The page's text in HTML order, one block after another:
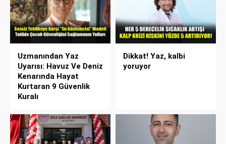
Uzmanından Yaz
Uyarısı: Havuz Ve Deniz
Kenarında Hayat
Kurtaran 9 Güvenlik
Kuralı
Dikkat! Yaz, kalbi
yoruyor